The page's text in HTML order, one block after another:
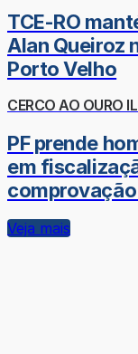
TCE-RO
Alan Queiroz
Porto Velho
CERCO AO OURO
PF prende
em
Veja mais